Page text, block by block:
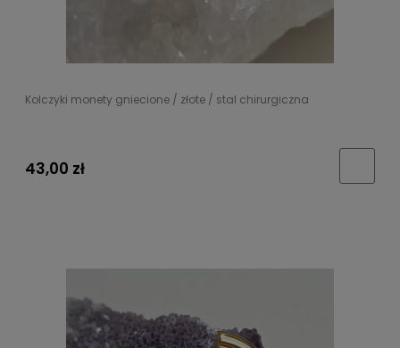
Kolczyki monety gniecione / złote / stal chirurgiczna
43,00 zł